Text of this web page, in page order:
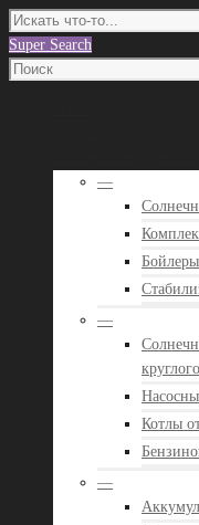
Super Search
—
Бойлеры
—
Котлы
—